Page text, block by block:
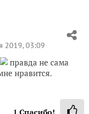
2019, 03:09
правда не сама
нравится.